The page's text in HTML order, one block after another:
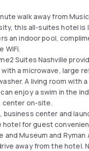
walk away from
this all-suites hotel is
an indoor pool,
WiFi.
Suites Nashville
a microwave, large
A living room with
enjoy a swim in the
on-site.
business center and
hotel for guest
and Museum and
away from the hotel.